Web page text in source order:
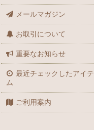
メールマガジン
お取引について
重要なお知らせ
最近チェックしたアイテ
ム
ご利用案内